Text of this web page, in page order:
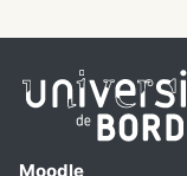
Moodle